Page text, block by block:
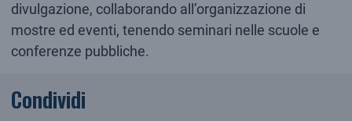
divulgazione, collaborando all’organizzazione di
mostre ed eventi, tenendo seminari nelle scuole e
conferenze pubbliche.
Condividi